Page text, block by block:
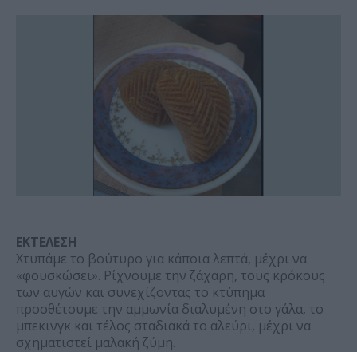
ΕΚΤΕΛΕΣΗ
Χτυπάμε το βούτυρο για κάποια λεπτά, μέχρι να
«φουσκώσει». Ρίχνουμε την ζάχαρη, τους κρόκους
των αυγών και συνεχίζοντας το κτύπημα
προσθέτουμε την αμμωνία διαλυμένη στο γάλα, το
μπεκινγκ και τέλος σταδιακά το αλεύρι, μέχρι να
σχηματιστεί μαλακή ζύμη.